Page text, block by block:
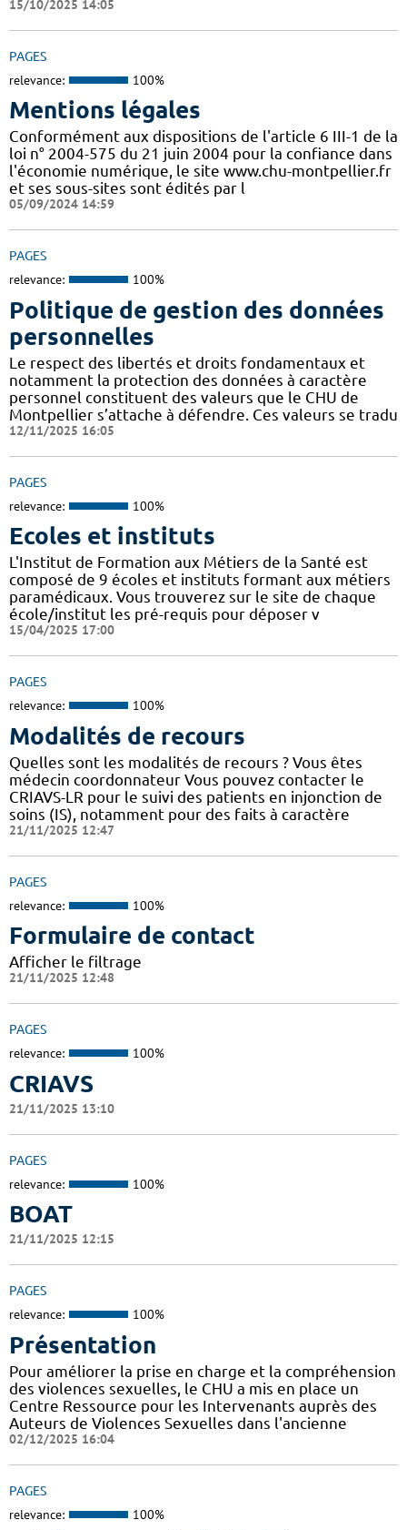
15/10/2025 14:05
PAGES
relevance: 100%
Mentions légales
Conformément aux dispositions de l'article 6 III-1 de la
loi n° 2004-575 du 21 juin 2004 pour la confiance dans
l'économie numérique, le site www.chu-montpellier.fr
et ses sous-sites sont édités par l
05/09/2024 14:59
PAGES
relevance: 100%
Politique de gestion des données
personnelles
Le respect des libertés et droits fondamentaux et
notamment la protection des données à caractère
personnel constituent des valeurs que le CHU de
Montpellier s’attache à défendre. Ces valeurs se tradu
12/11/2025 16:05
PAGES
relevance: 100%
Ecoles et instituts
L'Institut de Formation aux Métiers de la Santé est
composé de 9 écoles et instituts formant aux métiers
paramédicaux. Vous trouverez sur le site de chaque
école/institut les pré-requis pour déposer v
15/04/2025 17:00
PAGES
relevance: 100%
Modalités de recours
Quelles sont les modalités de recours ? Vous êtes
médecin coordonnateur Vous pouvez contacter le
CRIAVS-LR pour le suivi des patients en injonction de
soins (IS), notamment pour des faits à caractère
21/11/2025 12:47
PAGES
relevance: 100%
Formulaire de contact
Afficher le filtrage
21/11/2025 12:48
PAGES
relevance: 100%
CRIAVS
21/11/2025 13:10
PAGES
relevance: 100%
BOAT
21/11/2025 12:15
PAGES
relevance: 100%
Présentation
Pour améliorer la prise en charge et la compréhension
des violences sexuelles, le CHU a mis en place un
Centre Ressource pour les Intervenants auprès des
Auteurs de Violences Sexuelles dans l'ancienne
02/12/2025 16:04
PAGES
relevance: 100%